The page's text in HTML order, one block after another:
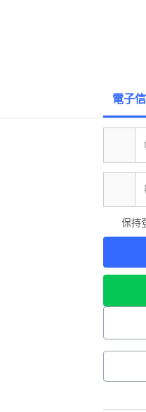
電子
保持